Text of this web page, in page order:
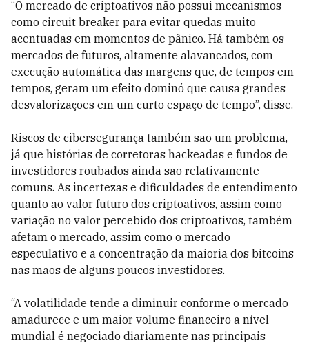
“O mercado de criptoativos não possui mecanismos
como circuit breaker para evitar quedas muito
acentuadas em momentos de pânico. Há também os
mercados de futuros, altamente alavancados, com
execução automática das margens que, de tempos em
tempos, geram um efeito dominó que causa grandes
desvalorizações em um curto espaço de tempo”, disse.
Riscos de cibersegurança também são um problema,
já que histórias de corretoras hackeadas e fundos de
investidores roubados ainda são relativamente
comuns. As incertezas e dificuldades de entendimento
quanto ao valor futuro dos criptoativos, assim como
variação no valor percebido dos criptoativos, também
afetam o mercado, assim como o mercado
especulativo e a concentração da maioria dos bitcoins
nas mãos de alguns poucos investidores.
“A volatilidade tende a diminuir conforme o mercado
amadurece e um maior volume financeiro a nível
mundial é negociado diariamente nas principais